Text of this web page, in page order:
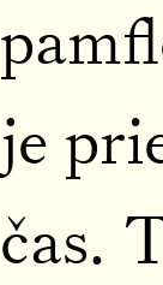
je
čas.